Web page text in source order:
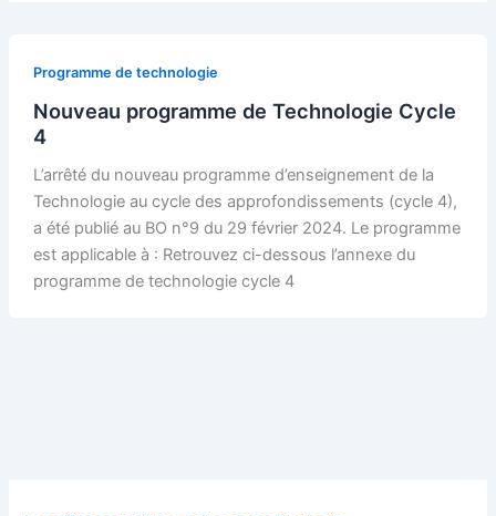
Programme de technologie
Nouveau programme de Technologie Cycle
4
L’arrêté du nouveau programme d’enseignement de la
Technologie au cycle des approfondissements (cycle 4),
a été publié au BO n°9 du 29 février 2024. Le programme
est applicable à : Retrouvez ci-dessous l’annexe du
programme de technologie cycle 4